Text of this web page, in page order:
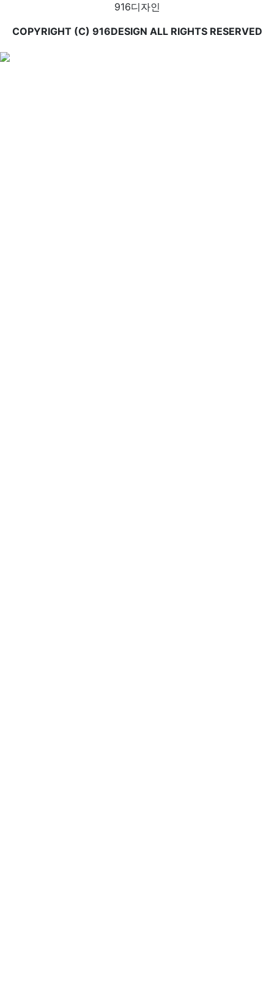
이
매
916디자인
COPYRIGHT (C) 916DESIGN ALL RIGHTS RESERVED